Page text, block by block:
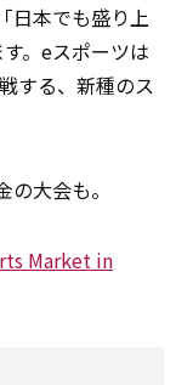
日本でも盛り上
。eスポーツは
する、新種のス
大会も。
Market in